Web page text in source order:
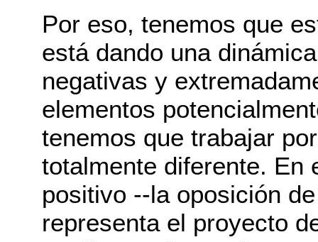
Por eso, tenemos que
está dando una
negativas y
elementos
tenemos que trabajar
totalmente diferente. En
positivo --la oposición
representa el proyecto